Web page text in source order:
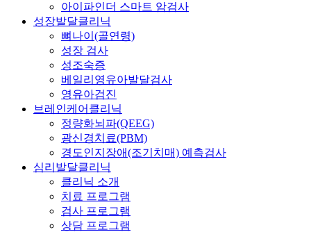
아이파인더 스마트 암검사
성장발달클리닉
뼈나이(골연령)
성장 검사
성조숙증
베일리영유아발달검사
영유아검진
브레인케어클리닉
정량화뇌파(QEEG)
광신경치료(PBM)
경도인지장애(조기치매) 예측검사
심리발달클리닉
클리닉 소개
치료 프로그램
검사 프로그램
상담 프로그램